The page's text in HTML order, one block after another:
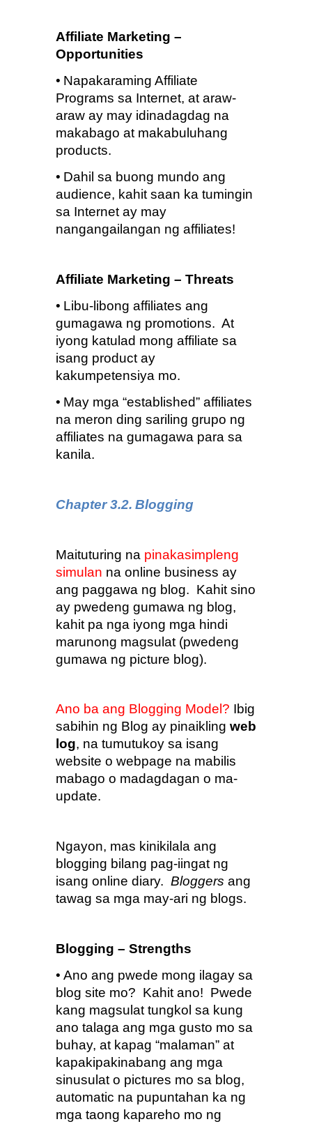
Affiliate Marketing –
Opportunities
• Napakaraming Affiliate
Programs sa Internet, at araw-
araw ay may idinadagdag na
makabago at makabuluhang
products.
• Dahil sa buong mundo ang
audience, kahit saan ka tumingin
sa Internet ay may
nangangailangan ng affiliates!
Affiliate Marketing – Threats
• Libu-libong affiliates ang
gumagawa ng promotions.  At
iyong katulad mong affiliate sa
isang product ay
kakumpetensiya mo.
• May mga “established” affiliates
na meron ding sariling grupo ng
affiliates na gumagawa para sa
kanila.
Chapter 3.2. Blogging
Maituturing na pinakasimpleng
simulan na online business ay
ang paggawa ng blog.  Kahit sino
ay pwedeng gumawa ng blog,
kahit pa nga iyong mga hindi
marunong magsulat (pwedeng
gumawa ng picture blog).
Ano ba ang Blogging Model? Ibig
sabihin ng Blog ay pinaikling web
log, na tumutukoy sa isang
website o webpage na mabilis
mabago o madagdagan o ma-
update.
Ngayon, mas kinikilala ang
blogging bilang pag-iingat ng
isang online diary. Bloggers ang
tawag sa mga may-ari ng blogs.
Blogging – Strengths
• Ano ang pwede mong ilagay sa
blog site mo?  Kahit ano!  Pwede
kang magsulat tungkol sa kung
ano talaga ang mga gusto mo sa
buhay, at kapag “malaman” at
kapakipakinabang ang mga
sinusulat o pictures mo sa blog,
automatic na pupuntahan ka ng
mga taong kapareho mo ng